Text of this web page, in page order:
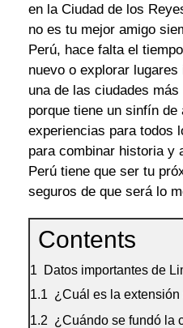
en la Ciudad de los
no es tu mejor amigo
Perú, hace falta el
nuevo o explorar
una de las ciudades
porque tiene un sinfín
experiencias para todos
para combinar historia y
Perú tiene que ser tu
seguros de que será lo
Contents
Datos importantes de
¿Cuál es la
¿Cuándo se fundó la